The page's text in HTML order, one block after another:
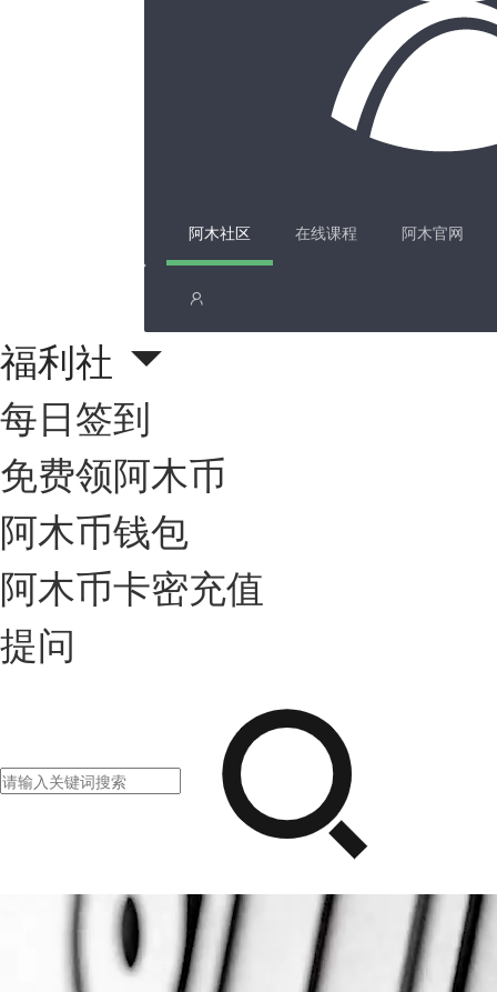
阿木社区 在线课程 阿木官网
福利社
每日签到
免费领阿木币
阿木币钱包
阿木币卡密充值
提问